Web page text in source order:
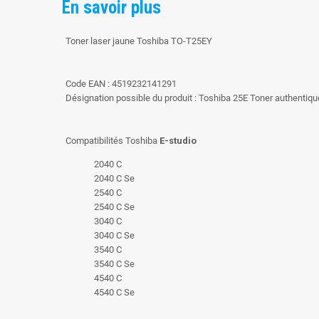
En savoir plus
Toner laser jaune Toshiba TO-T25EY
Code EAN : 4519232141291
Désignation possible du produit : Toshiba 25E Toner
Compatibilités Toshiba E-studio
2040 C
2040 C Se
2540 C
2540 C Se
3040 C
3040 C Se
3540 C
3540 C Se
4540 C
4540 C Se